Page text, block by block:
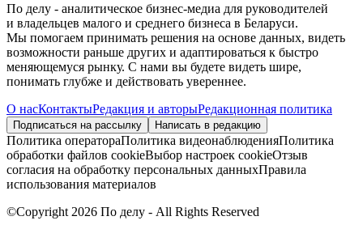
По делу - аналитическое бизнес-медиа для руководителей
и владельцев малого и среднего бизнеса в Беларуси.
Мы помогаем принимать решения на основе данных, видеть
возможности раньше других и адаптироваться к быстро
меняющемуся рынку. С нами вы будете видеть шире,
понимать глубже и действовать увереннее.
О насКонтактыРедакция и авторыРедакционная политика
Подписаться на рассылку Написать в редакцию
Политика оператораПолитика видеонаблюденияПолитика
обработки файлов cookieВыбор настроек cookieОтзыв
согласия на обработку персональных данныхПравила
использования материалов
©Copyright 2026 По делу - All Rights Reserved